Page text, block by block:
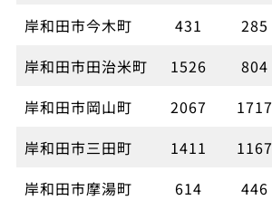
岸和田市今木町
431 285
岸和田市田治米町
1526 804
岸和田市岡山町
2067 1717
岸和田市三田町
1411 1167
岸和田市摩湯町
614 446